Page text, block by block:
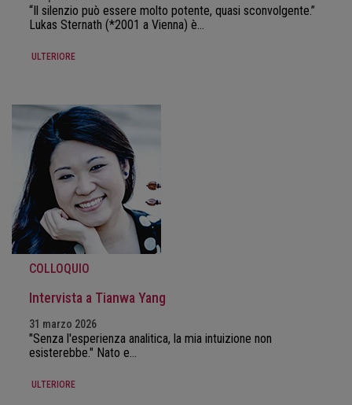
“Il silenzio può essere molto potente, quasi sconvolgente.”
Lukas Sternath (*2001 a Vienna) è…
ULTERIORE
COLLOQUIO
Intervista a Tianwa Yang
31 marzo 2026
"Senza l'esperienza analitica, la mia intuizione non
esisterebbe." Nato e…
ULTERIORE